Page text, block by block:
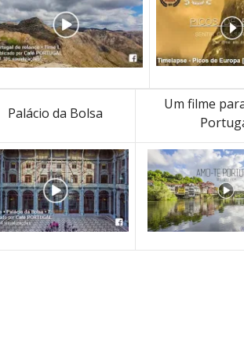
Palácio da Bolsa
Um filme